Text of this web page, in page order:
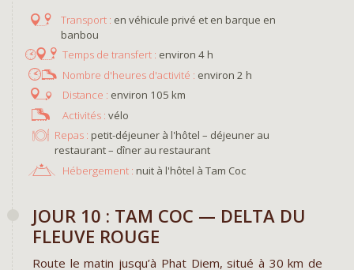
en véhicule privé et en barque en
banbou
environ 4 h
environ 2 h
environ 105 km
vélo
Repas : petit-déjeuner à l'hôtel – déjeuner au
restaurant – dîner au restaurant
Hébergement : nuit à l'hôtel à Tam Coc
​JOUR 10 : TAM COC —​ DELTA DU
FLEUVE ROUGE
Route le matin jusqu’à Phat Diem, situé à 30 km de